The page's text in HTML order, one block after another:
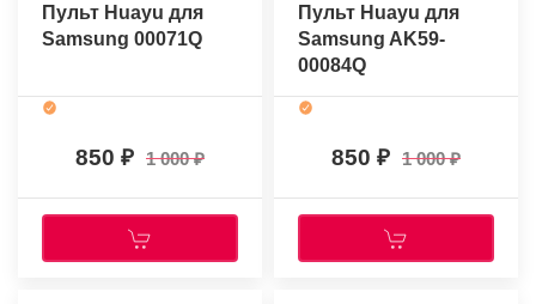
Пульт Huayu для
Samsung 00071Q
850 1 000
Пульт Huayu для
Samsung AK59-
00084Q
850 1 000